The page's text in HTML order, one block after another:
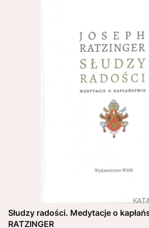
Słudzy radości. Medytacje o
RATZINGER